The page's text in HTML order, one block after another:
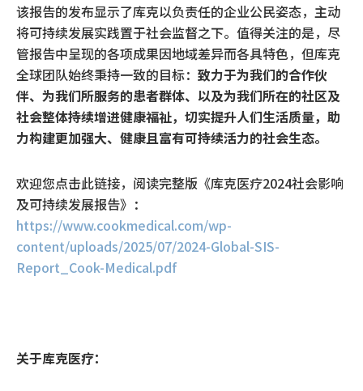
该报告的发布显示了库克以负责任的企业公民姿态，主动
将可持续发展实践置于社会监督之下。值得关注的是，尽
管报告中呈现的各项成果因地域差异而各具特色，但库克
全球团队始终秉持一致的目标： 致力于为我们的合作伙
伴、为我们所服务的患者群体、以及为我们所在的社区及
社会整体持续增进健康福祉，切实提升人们生活质量，助
力构建更加强大、健康且富有可持续活力的社会生态。
欢迎您点击此链接，阅读完整版《库克医疗2024社会影响
及可持续发展报告》：
https://www.cookmedical.com/wp-
content/uploads/2025/07/2024-Global-SIS-
Report_Cook-Medical.pdf
关于库克医疗：